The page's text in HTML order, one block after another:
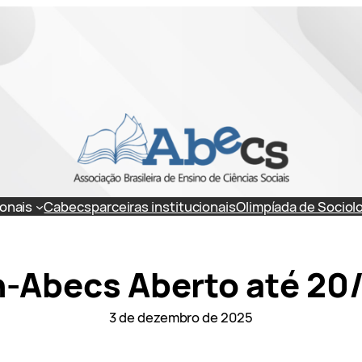
Cabecsparceiras institucionaisOlimpíada de
Abecs Aberto até
3 de dezembro de 2025